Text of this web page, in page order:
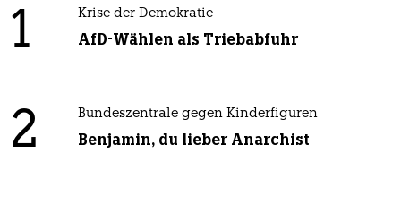
1 Krise der Demokratie
AfD-Wählen als Triebabfuhr
2 Bundeszentrale gegen Kinderfiguren
Benjamin, du lieber Anarchist